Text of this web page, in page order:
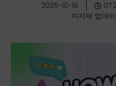
2025-10-16
마지막 업데